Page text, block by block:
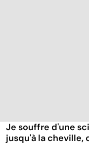
Je souffre d'une
jusqu'à la cheville,